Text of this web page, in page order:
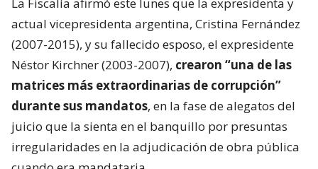
actual vicepresidenta argentina, Cristina Fernández
(2007-2015), y su fallecido esposo, el expresidente
Néstor Kirchner (2003-2007), crearon “una de las
matrices más extraordinarias de corrupción”
durante sus mandatos, en la fase de alegatos del
juicio que la sienta en el banquillo por presuntas
irregularidades en la adjudicación de obra pública